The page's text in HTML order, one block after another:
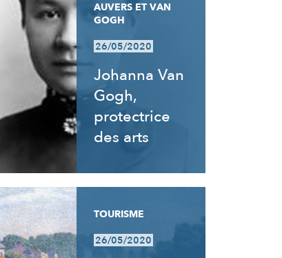
AUVERS ET VAN
GOGH
26/05/2020
Johanna Van
Gogh,
protectrice
des arts
TOURISME
26/05/2020